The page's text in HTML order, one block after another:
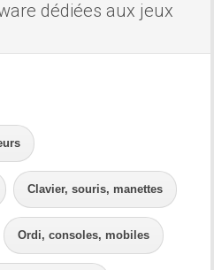
dédiées aux jeux
Clavier, souris, manettes
Ordi, consoles, mobiles